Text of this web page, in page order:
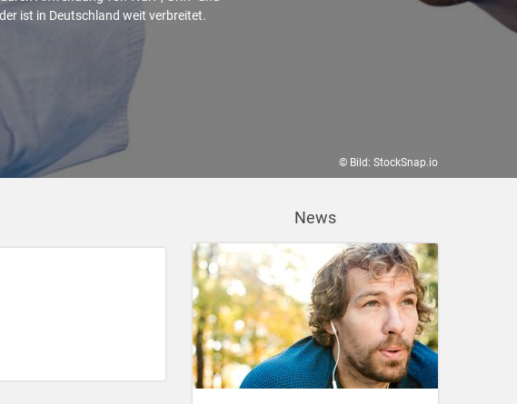
ist in Deutschland weit verbreitet.
© Bild: StockSnap.io
News